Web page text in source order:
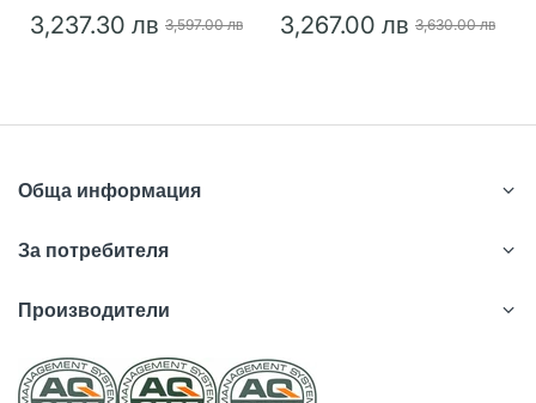
3,237.30 лв 3,597.00 лв 3,267.00 лв 3,630.00 лв
Обща информация
За потребителя
Производители